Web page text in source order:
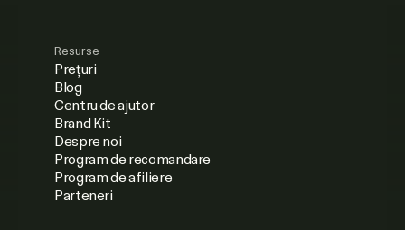
Resurse
Prețuri
Blog
Centru de ajutor
Brand Kit
Despre noi
Program de recomandare
Program de afiliere
Parteneri